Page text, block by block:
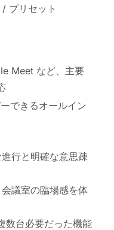
プリセット
Meet など、主要
できるオールイン
進行と明確な意思疎
会議室の臨場感を体
数台必要だった機能